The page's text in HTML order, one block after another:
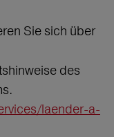
Sie sich über
des
laender-a-